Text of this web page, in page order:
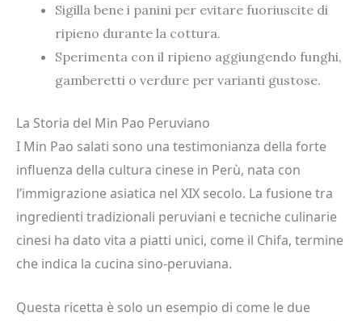
Sigilla bene i panini per evitare fuoriuscite di
ripieno durante la cottura.
Sperimenta con il ripieno aggiungendo funghi,
gamberetti o verdure per varianti gustose.
La Storia del Min Pao Peruviano
I Min Pao salati sono una testimonianza della forte
influenza della cultura cinese in Perù, nata con
l’immigrazione asiatica nel XIX secolo. La fusione tra
ingredienti tradizionali peruviani e tecniche culinarie
cinesi ha dato vita a piatti unici, come il Chifa, termine
che indica la cucina sino-peruviana.
Questa ricetta è solo un esempio di come le due